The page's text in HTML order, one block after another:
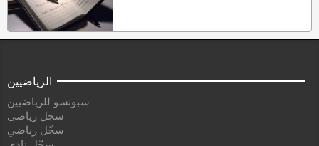
الرياضيين
سبونسو للرياضيين
سجل رياضي
سجّل رياضي